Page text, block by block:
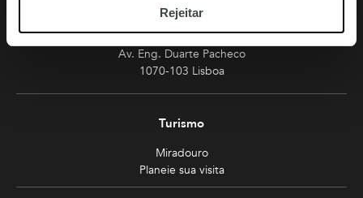
Rejeitar
213 810 200 (chamada rede fixa nacional)
amoreiras-shopping@mundicenter.pt
Av. Eng. Duarte Pacheco
1070-103 Lisboa
Turismo
Miradouro
Planeie sua visita